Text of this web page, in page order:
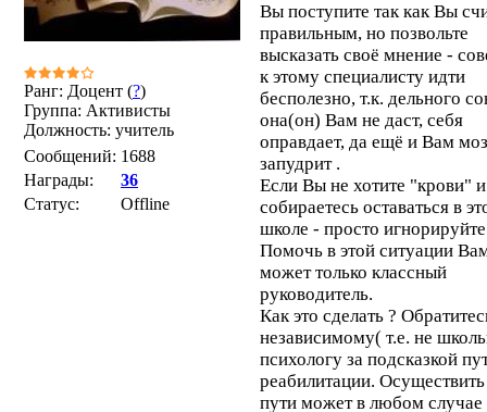
Ранг: Доцент (?)
Группа: Активисты
Должность: учитель
Сообщений: 1688
Награды:
36
Статус:
Offline
Вы поступите так как Вы
правильным, но позвольте
высказать своё мнение -
к этому специалисту идти
бесполезно, т.к. дельного
она(он) Вам не даст, себя
оправдает, да ещё и Вам
запудрит .
Если Вы не хотите "крови" и
собираетесь оставаться в
школе - просто
Помочь в этой ситуации
может только классный
руководитель.
Как это сделать ?
независимому( т.е. не
психологу за подсказкой
реабилитации. Осуществить
пути может в любом случае